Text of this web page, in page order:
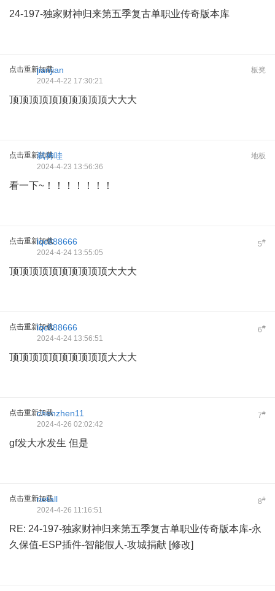
24-197-独家财神归来第五季复古单职业传奇版本库
点击重新加载 板凳
jianjian
2024-4-22 17:30:21
顶顶顶顶顶顶顶顶顶顶大大大
点击重新加载 地板
弑神哇
2024-4-23 13:56:36
看一下~！！！！！！！
点击重新加载 5#
lqc888666
2024-4-24 13:55:05
顶顶顶顶顶顶顶顶顶顶大大大
点击重新加载 6#
lqc888666
2024-4-24 13:56:51
顶顶顶顶顶顶顶顶顶顶大大大
点击重新加载 7#
chenzhen11
2024-4-26 02:02:42
gf发大水发生 但是
点击重新加载 8#
netall
2024-4-26 11:16:51
RE: 24-197-独家财神归来第五季复古单职业传奇版本库-永
久保值-ESP插件-智能假人-攻城捐献 [修改]